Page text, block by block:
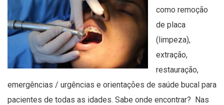
como remoção
de placa
(limpeza),
extração,
restauração,
emergências / urgências e orientações de saúde bucal para
pacientes de todas as idades. Sabe onde encontrar? Nas